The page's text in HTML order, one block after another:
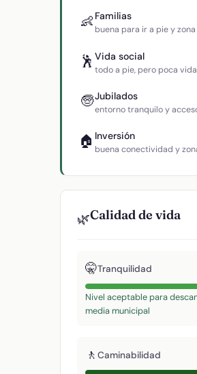
👶 Familias
buena para ir a pie y
🕺 Vida social
todo a pie, pero poca
🧓Jubilados
entorno tranquilo y
🏠 Inversión
buena conectividad y
🌿Calidad de vida
🤫Tranquilidad
Nivel aceptable para
media municipal
🚶 Caminabilidad